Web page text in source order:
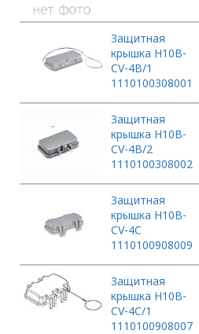
Защитная
крышка H10B-
CV-4B/1
1110100308001
Защитная
крышка H10B-
CV-4B/2
1110100308002
Защитная
крышка H10B-
CV-4C
1110100908009
Защитная
крышка H10B-
CV-4C/1
1110100908007